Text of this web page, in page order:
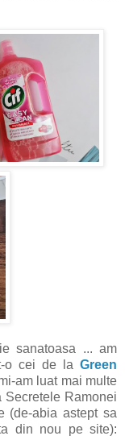
sanatoasa ... am
o cei de la Green
am luat mai multe
Ramonei
(de-abia astept sa
din nou pe site):